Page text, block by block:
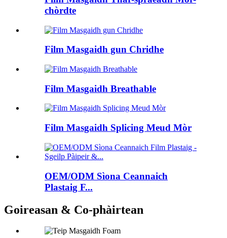
chòrdte
Film Masgaidh gun Chridhe
Film Masgaidh Breathable
Film Masgaidh Splicing Meud Mòr
OEM/ODM Sìona Ceannaich
Plastaig F...
Goireasan & Co-phàirtean